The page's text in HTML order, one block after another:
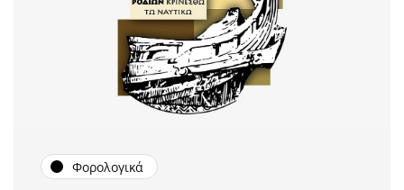
Φορολογικά